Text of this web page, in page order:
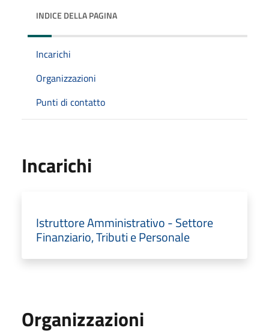
INDICE DELLA PAGINA
Incarichi
Organizzazioni
Punti di contatto
Incarichi
Istruttore Amministrativo - Settore
Finanziario, Tributi e Personale
Organizzazioni